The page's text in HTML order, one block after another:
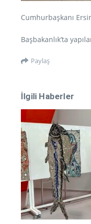
Cumhurbaşkanı
Başbakanlık’ta
Paylaş
İlgili Haberler